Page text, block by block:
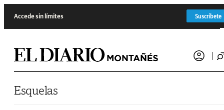
Accede sin límites Suscríbete
Esquelas